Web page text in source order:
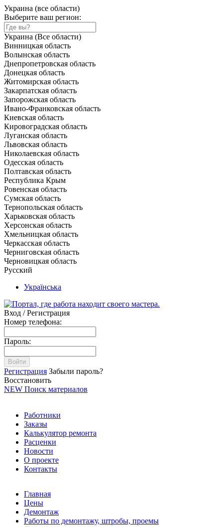
Украина (все области)
Выберите ваш регион:
Украина (Все области)
Винницкая область
Волынская область
Днепропетровская область
Донецкая область
Житомирская область
Закарпатская область
Запорожская область
Ивано-Франковская область
Киевская область
Кировоградская область
Луганская область
Львовская область
Николаевская область
Одесская область
Полтавская область
Республика Крым
Ровенская область
Сумская область
Тернопольская область
Харьковская область
Херсонская область
Хмельницкая область
Черкасская область
Черниговская область
Черновицкая область
Русский
Українська
Вход / Регистрация
Номер телефона:
Пароль:
Войти
Регистрация Забыли пароль?
Восстановить
NEW Поиск материалов
Работники
Заказы
Калькулятор ремонта
Расценки
Новости
О проекте
Контакты
Главная
Цены
Демонтаж
Работы по демонтажу, штробы, проемы